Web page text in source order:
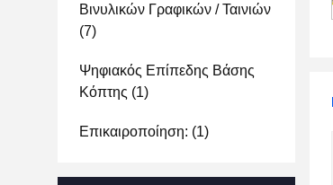
Βινυλικών Γραφικών / Ταινιών
(7)
Ψηφιακός Επίπεδης Βάσης
Κόπτης (1)
Επικαιροποίηση: (1)